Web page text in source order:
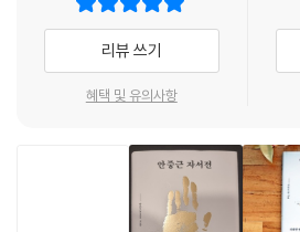
七歷史)〉를 남겼다. 자신의 삶을 고스란히
안중군의 영웅적 행위뿐만 아니라 그의 삶을
할 수 있게 되었다. 《안중근 자서전》은 안중
이토 저격 사건의 전말 및 재판 과정을 오롯
께 담고 있어 독자들은 안중근 사상에 다면
리뷰 쓰기
혜택 및 유의사항